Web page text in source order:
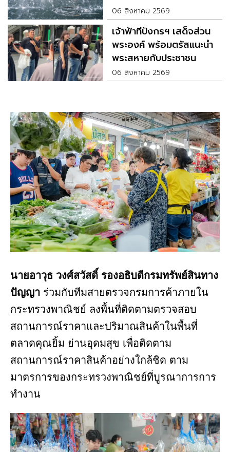
06 สิงหาคม 2569
เจ้าฟ้าทีปังกรฯ เสด็จส่วน
พระองค์ พร้อมตรัสแนะนำ
พระสหายกับประชาชน
06 สิงหาคม 2569
นายอาวุธ วงศ์สวัสดิ์ รองอธิบดีกรมทรัพย์สินทาง
ปัญญา ร่วมกับทีมสายตรวจกรมการค้าภายใน
กระทรวงพาณิชย์ ลงพื้นที่ติดตามตรวจสอบ
สถานการณ์ราคาและปริมาณสินค้าในพื้นที่
ตลาดคุณยิ้ม ย่านอุดมสุข เพื่อติดตาม
สถานการณ์ราคาสินค้าอย่างใกล้ชิด ตาม
มาตรการของกระทรวงพาณิชย์ที่บูรณาการการ
ทำงาน